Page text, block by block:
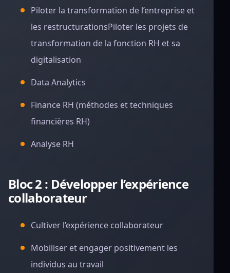
Piloter la transformation de l’entreprise et
les restructurationsPiloter les projets de
transformation de la fonction RH et sa
digitalisation
Data Analytics
Finance RH (méthodes et techniques
financières RH)
Analyse RH
Bloc 2 : Développer l’expérience
collaborateur
Cultiver l’expérience collaborateur
Mobiliser et engager positivement les
individus au travail